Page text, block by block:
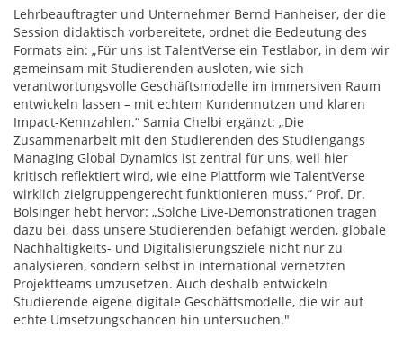
Lehrbeauftragter und Unternehmer Bernd Hanheiser, der die
Session didaktisch vorbereitete, ordnet die Bedeutung des
Formats ein: „Für uns ist TalentVerse ein Testlabor, in dem wir
gemeinsam mit Studierenden ausloten, wie sich
verantwortungsvolle Geschäftsmodelle im immersiven Raum
entwickeln lassen – mit echtem Kundennutzen und klaren
Impact-Kennzahlen.“ Samia Chelbi ergänzt: „Die
Zusammenarbeit mit den Studierenden des Studiengangs
Managing Global Dynamics ist zentral für uns, weil hier
kritisch reflektiert wird, wie eine Plattform wie TalentVerse
wirklich zielgruppengerecht funktionieren muss.“ Prof. Dr.
Bolsinger hebt hervor: „Solche Live-Demonstrationen tragen
dazu bei, dass unsere Studierenden befähigt werden, globale
Nachhaltigkeits- und Digitalisierungsziele nicht nur zu
analysieren, sondern selbst in international vernetzten
Projektteams umzusetzen. Auch deshalb entwickeln
Studierende eigene digitale Geschäftsmodelle, die wir auf
echte Umsetzungschancen hin untersuchen."